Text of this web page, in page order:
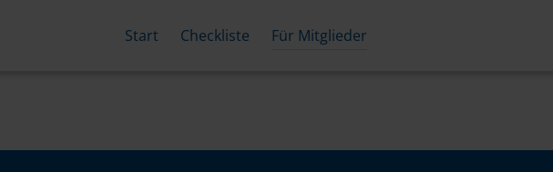
Start Checkliste Für Mitglieder